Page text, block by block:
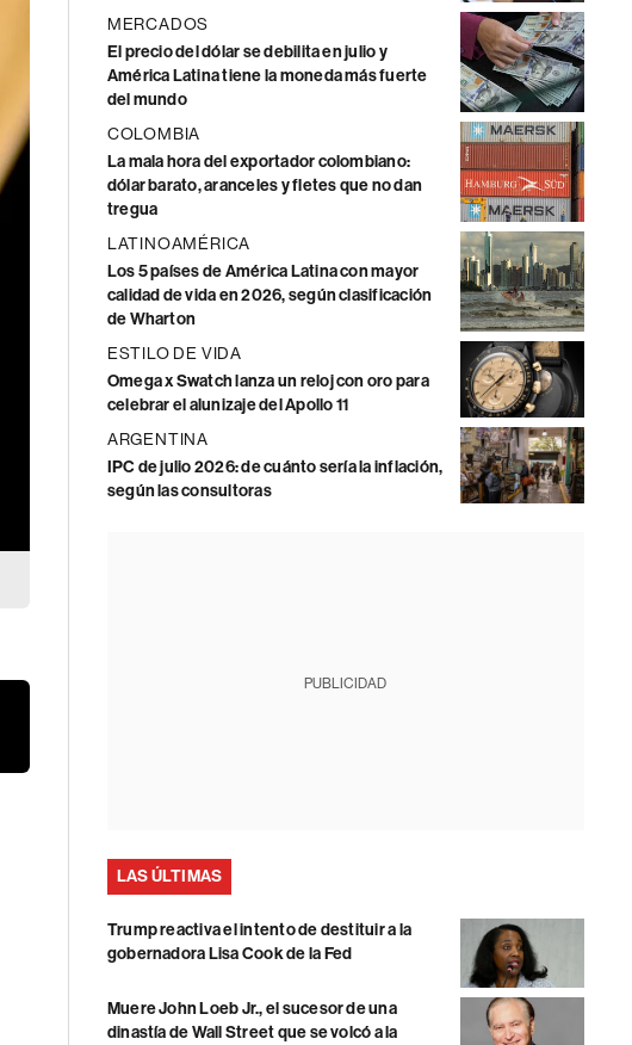
MERCADOS
El precio del dólar se debilita en julio y
América Latina tiene la moneda más fuerte
del mundo
COLOMBIA
La mala hora del exportador colombiano:
dólar barato, aranceles y fletes que no dan
tregua
LATINOAMÉRICA
Los 5 países de América Latina con mayor
calidad de vida en 2026, según clasificación
de Wharton
ESTILO DE VIDA
Omega x Swatch lanza un reloj con oro para
celebrar el alunizaje del Apollo 11
ARGENTINA
IPC de julio 2026: de cuánto sería la inflación,
según las consultoras
PUBLICIDAD
LAS ÚLTIMAS
Trump reactiva el intento de destituir a la
gobernadora Lisa Cook de la Fed
Muere John Loeb Jr., el sucesor de una
dinastía de Wall Street que se volcó a la